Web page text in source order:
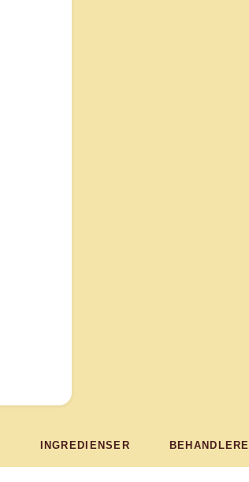
INGREDIENSER BEHANDLERE